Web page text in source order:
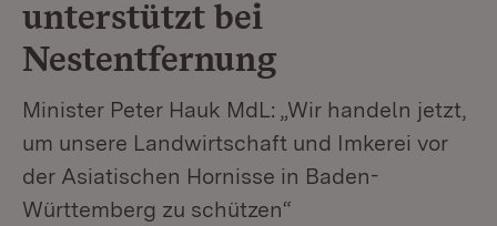
unterstützt bei
Nestentfernung
Minister Peter Hauk MdL: „Wir handeln jetzt,
um unsere Landwirtschaft und Imkerei vor
der Asiatischen Hornisse in Baden-
Württemberg zu schützen“